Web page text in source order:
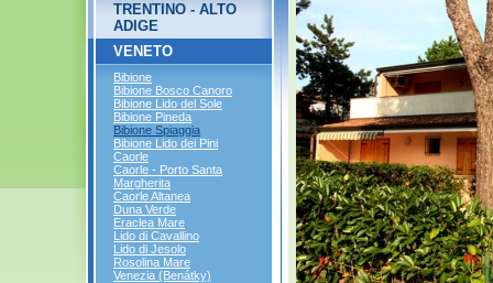
TRENTINO - ALTO
ADIGE
VENETO
Bibione
Bibione Bosco Canoro
Bibione Lido del Sole
Bibione Pineda
Bibione Spiaggia
Bibione Lido dei Pini
Caorle
Caorle - Porto Santa
Margherita
Caorle Altanea
Duna Verde
Eraclea Mare
Lido di Cavallino
Lido di Jesolo
Rosolina Mare
Venezia (Benátky)